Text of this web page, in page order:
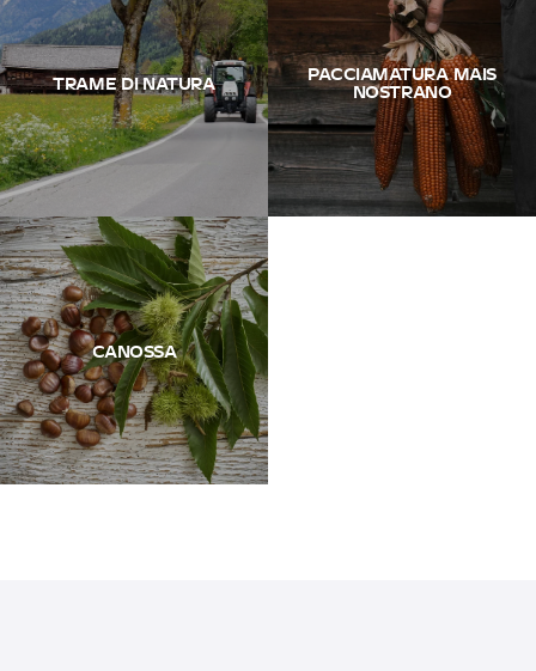
TRAME DI NATURA
PACCIAMATURA MAIS
NOSTRANO
CANOSSA